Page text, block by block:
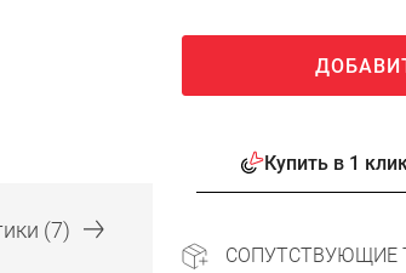
(7)
Купить в 1
СОПУТСТВУЮЩИЕ